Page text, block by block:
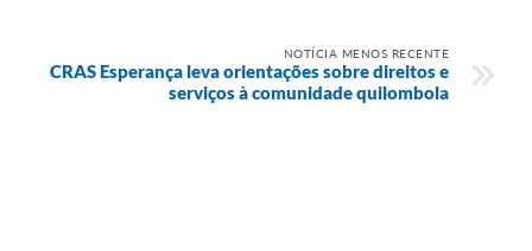
NOTÍCIA MENOS RECENTE
CRAS Esperança leva orientações sobre direitos e
serviços à comunidade quilombola